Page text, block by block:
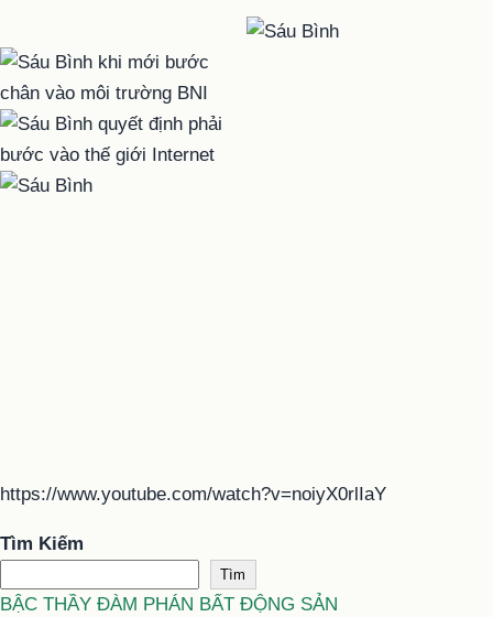
https://www.youtube.com/watch?v=noiyX0rlIaY
Tìm Kiếm
Tìm
BẬC THẦY ĐÀM PHÁN BẤT ĐỘNG SẢN